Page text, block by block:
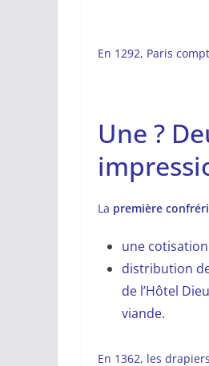
En 1292, Paris
Une ?
La première
une cotisation
distribution
de l’Hôtel
viande.
En 1362, les